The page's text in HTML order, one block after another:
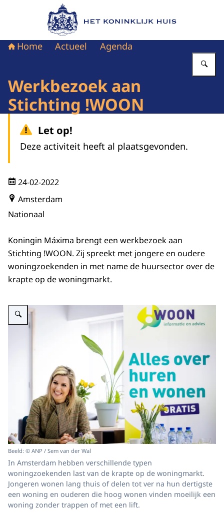
Naar de homepage van Het Koninklijk Huis
Home Actueel Agenda
Werkbezoek aan
Stichting !WOON
Let op!
Deze activiteit heeft al plaatsgevonden.
24-02-2022
Amsterdam
Nationaal
Koningin Máxima brengt een werkbezoek aan
Stichting !WOON. Zij spreekt met jongere en oudere
woningzoekenden in met name de huursector over de
krapte op de woningmarkt.
Vergroot afbeelding Koningin Máxima brengt een werkbezoek aan
Beeld: © ANP / Sem van der Wal
In Amsterdam hebben verschillende typen
woningzoekenden last van de krapte op de woningmarkt.
Jongeren wonen lang thuis of delen tot ver na hun dertigste
een woning en ouderen die hoog wonen vinden moeilijk een
woning zonder trappen of met een lift.